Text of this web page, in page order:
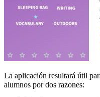
La aplicación resultará útil
alumnos por dos razones: